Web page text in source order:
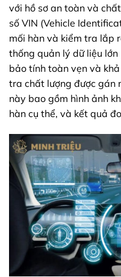
với hồ sơ an toàn và
số VIN (Vehicle
mối hàn và kiểm tra lắp
thống quản lý dữ liệu
bảo tính toàn vẹn và
tra chất lượng được gán
này bao gồm hình ảnh
hàn cụ thể, và kết quả